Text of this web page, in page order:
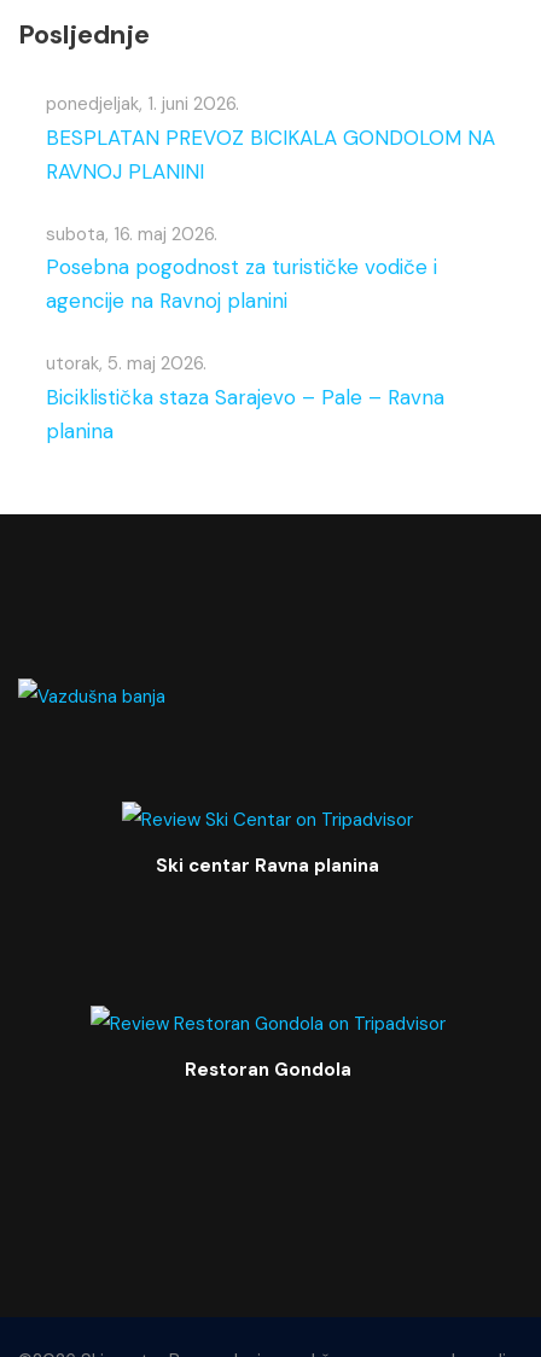
Posljednje
ponedjeljak, 1. juni 2026.
BESPLATAN PREVOZ BICIKALA GONDOLOM NA
RAVNOJ PLANINI
subota, 16. maj 2026.
Posebna pogodnost za turističke vodiče i
agencije na Ravnoj planini
utorak, 5. maj 2026.
Biciklistička staza Sarajevo – Pale – Ravna
planina
Ski centar Ravna planina
Restoran Gondola